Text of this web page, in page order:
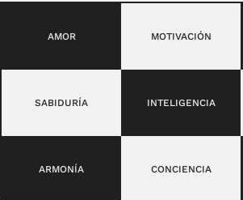
AMOR MOTIVACIÓN
SABIDURÍA INTELIGENCIA
ARMONÍA CONCIENCIA